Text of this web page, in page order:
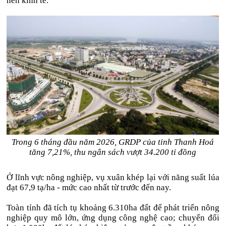
Trong 6 tháng đầu năm 2026, GRDP của tỉnh Thanh Hoá
tăng 7,21%, thu ngân sách vượt 34.200 tỉ đồng
Ở lĩnh vực nông nghiệp, vụ xuân khép lại với năng suất lúa
đạt 67,9 tạ/ha - mức cao nhất từ trước đến nay.
Toàn tỉnh đã tích tụ khoảng 6.310ha đất để phát triển nông
nghiệp quy mô lớn, ứng dụng công nghệ cao; chuyển đổi